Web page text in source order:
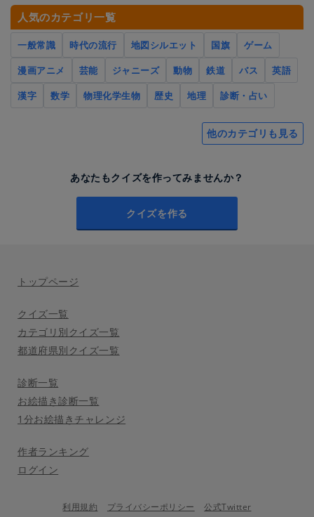
人気のカテゴリ一覧
一般常識 時代の流行 地図シルエット 国旗
ゲーム
漫画アニメ
芸能 ジャニーズ 動物 鉄道 バス
英語
漢字
数学 物理化学生物 歴史 地理 診断・占い
他のカテゴリも見る
あなたもクイズを作ってみませんか？
クイズを作る
トップページ
クイズ一覧
カテゴリ別クイズ一覧
都道府県別クイズ一覧
診断一覧
お絵描き診断一覧
1分お絵描きチャレンジ
作者ランキング
ログイン
利用規約 プライバシーポリシー 公式Twitter